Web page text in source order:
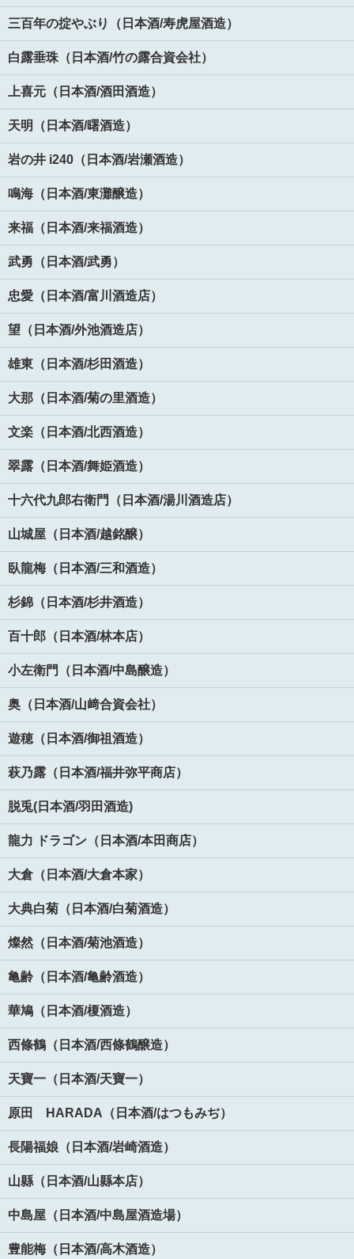
三百年の掟やぶり（日本酒/寿虎屋酒造）
白露垂珠（日本酒/竹の露合資会社）
上喜元（日本酒/酒田酒造）
天明（日本酒/曙酒造）
岩の井 i240（日本酒/岩瀬酒造）
鳴海（日本酒/東灘醸造）
来福（日本酒/来福酒造）
武勇（日本酒/武勇）
忠愛（日本酒/富川酒造店）
望（日本酒/外池酒造店）
雄東（日本酒/杉田酒造）
大那（日本酒/菊の里酒造）
文楽（日本酒/北西酒造）
翠露（日本酒/舞姫酒造）
十六代九郎右衛門（日本酒/湯川酒造店）
山城屋（日本酒/越銘醸）
臥龍梅（日本酒/三和酒造）
杉錦（日本酒/杉井酒造）
百十郎（日本酒/林本店）
小左衛門（日本酒/中島醸造）
奥（日本酒/山﨑合資会社）
遊穂（日本酒/御祖酒造）
萩乃露（日本酒/福井弥平商店）
脱兎(日本酒/羽田酒造)
龍力 ドラゴン（日本酒/本田商店）
大倉（日本酒/大倉本家）
大典白菊（日本酒/白菊酒造）
燦然（日本酒/菊池酒造）
亀齢（日本酒/亀齢酒造）
華鳩（日本酒/榎酒造）
西條鶴（日本酒/西條鶴醸造）
天寶一（日本酒/天寶一）
原田 HARADA（日本酒/はつもみぢ）
長陽福娘（日本酒/岩崎酒造）
山縣（日本酒/山縣本店）
中島屋（日本酒/中島屋酒造場）
豊能梅（日本酒/高木酒造）